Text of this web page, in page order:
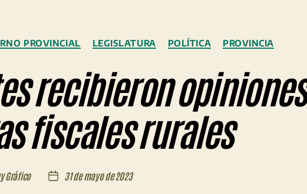
Categorías
PROVINCIAL LEGISLATURA POLÍTICA PROVINCIA
recibieron opiniones
fiscales rurales
Gráfico
Fecha31 de mayo de 2023